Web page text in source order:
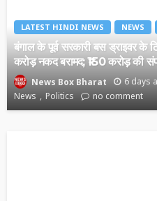
LATEST HINDI NEWS NEWS
बंगाल के पूर्व सरकारी बस ड्राइवर के
करोड़ नकद बरामद; ₹150 करोड़ की
News Box Bharat 6 days
News
Politics no comment